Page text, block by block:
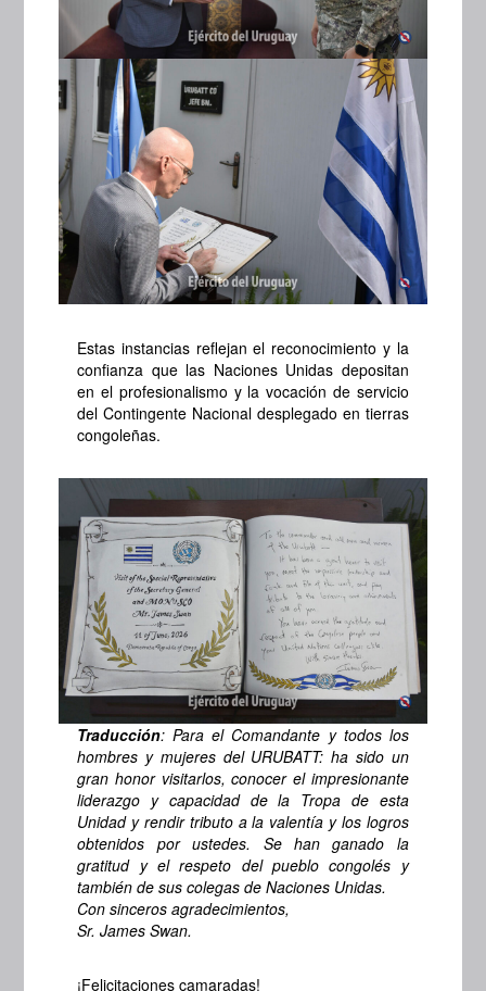
Estas instancias reflejan el reconocimiento y la
confianza que las Naciones Unidas depositan
en el profesionalismo y la vocación de servicio
del Contingente Nacional desplegado en tierras
congoleñas.
Traducción: Para el Comandante y todos los
hombres y mujeres del URUBATT: ha sido un
gran honor visitarlos, conocer el impresionante
liderazgo y capacidad de la Tropa de esta
Unidad y rendir tributo a la valentía y los logros
obtenidos por ustedes.
Se han ganado la
gratitud y el respeto del pueblo congolés y
también de sus colegas de Naciones Unidas.
Con sinceros agradecimientos,
Sr. James Swan.
¡Felicitaciones camaradas!